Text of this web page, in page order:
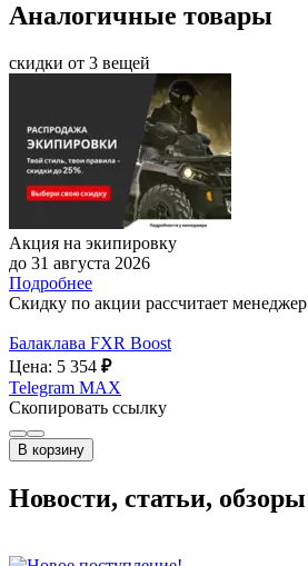
Аналогичные товары
скидки от 3 вещей
Акция на экипировку
до 31 августа 2026
Подробнее
Скидку по акции рассчитает менеджер
Балаклава FXR Boost
Цена: 5 354 ₽
Telegram MAX
Скопировать ссылку
В корзину
Новости, статьи, обзоры